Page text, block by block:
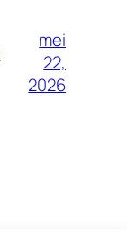
mei
22,
2026